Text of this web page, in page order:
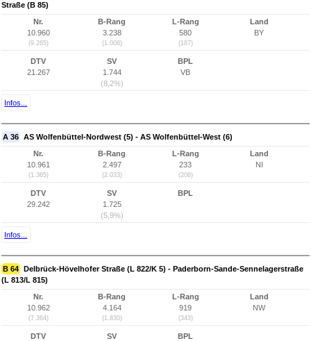
Straße (B 85)
Nr.
10.960
(9.265)
B-Rang
3.238
(1.008)
L-Rang
580
(187)
Land
BY
DTV
21.267
SV
1.744
(8,2%)
BPL
VB
Infos...
A 36 AS Wolfenbüttel-Nordwest (5) - AS Wolfenbüttel-West (6)
Nr.
10.961
(1.365)
B-Rang
2.497
(2.033)
L-Rang
233
(206)
Land
NI
DTV
29.242
SV
1.725
(5,9%)
BPL
Infos...
B 64 Delbrück-Hövelhofer Straße (L 822/K 5) - Paderborn-Sande-Sennelagerstraße
(L 813/L 815)
Nr.
10.962
(7.364)
B-Rang
4.164
(1.830)
L-Rang
919
(343)
Land
NW
DTV
SV
BPL